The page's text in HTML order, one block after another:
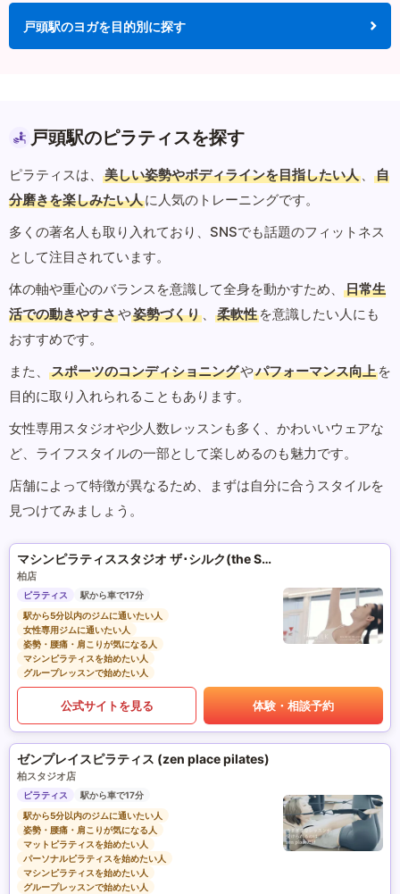
戸頭駅のヨガを目的別に探す
戸頭駅のピラティスを探す
ピラティスは、 美しい姿勢やボディラインを目指したい人 、
自
分磨きを楽しみたい人に人気のトレーニングです。
多くの著名人も取り入れており、SNSでも話題のフィットネス
として注目されています。
体の軸や重心のバランスを意識して全身を動かすため、
日常生
活での動きやすさや姿勢づくり 、 柔軟性 を意識したい人にも
おすすめです。
また、
スポーツのコンディショニングやパフォーマンス向上 を
目的に取り入れられることもあります。
女性専用スタジオや少人数レッスンも多く、かわいいウェアな
ど、ライフスタイルの一部として楽しめるのも魅力です。
店舗によって特徴が異なるため、まずは自分に合うスタイルを
見つけてみましょう。
マシンピラティススタジオ ザ･シルク(the SILK)
柏店
ピラティス
駅から車で17分
駅から5分以内のジムに通いたい人
女性専用ジムに通いたい人
姿勢・腰痛・肩こりが気になる人
マシンピラティスを始めたい人
グループレッスンで始めたい人
公式サイトを見る 体験・相談予約
ゼンプレイスピラティス (zen place pilates)
柏スタジオ店
ピラティス
駅から車で17分
駅から5分以内のジムに通いたい人
姿勢・腰痛・肩こりが気になる人
マットピラティスを始めたい人
パーソナルピラティスを始めたい人
マシンピラティスを始めたい人
グループレッスンで始めたい人